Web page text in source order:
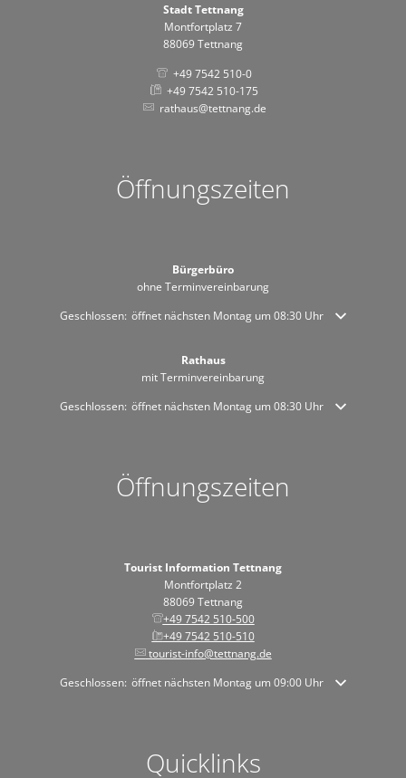
Stadt Tettnang
Montfortplatz 7
88069 Tettnang
+49 7542 510-0
+49 7542 510-175
rathaus@tettnang.de
Öffnungszeiten
Bürgerbüro
ohne Terminvereinbarung
Klicken, um weitere Öffnungs- oder Schließzeiten auszublenden
Geschlossen: öffnet nächsten Montag um 08:30 Uhr
Rathaus
mit Terminvereinbarung
Klicken, um weitere Öffnungs- oder Schließzeiten auszublenden
Geschlossen: öffnet nächsten Montag um 08:30 Uhr
Öffnungszeiten
Tourist Information Tettnang
Montfortplatz 2
88069 Tettnang
+49 7542 510-500
+49 7542 510-510
tourist-info@tettnang.de
Klicken, um weitere Öffnungs- oder Schließzeiten auszublenden
Geschlossen: öffnet nächsten Montag um 09:00 Uhr
Quicklinks